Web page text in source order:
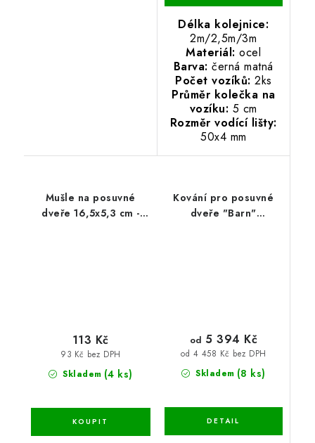
Délka kolejnice:
2m/2,5m/3m
Materiál: ocel
Barva: černá matná
Počet vozíků: 2ks
Průměr kolečka na
vozíku: 5 cm
Rozměr vodící lišty:
50x4 mm
Mušle na posuvné
dveře 16,5x5,3 cm -
Skladem (4 ks)
93 Kč bez DPH
113 Kč
Kování pro posuvné
dveře "Barn"
Skladem (8 ks)
od 4 458 Kč bez DPH
od 5 394 Kč